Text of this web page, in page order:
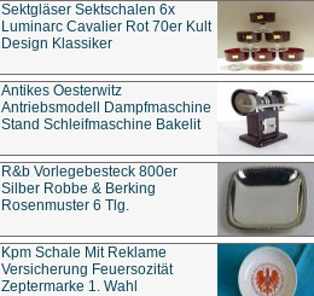
Sektgläser Sektschalen 6x
Luminarc Cavalier Rot 70er Kult
Design Klassiker
Antikes Oesterwitz
Antriebsmodell Dampfmaschine
Stand Schleifmaschine Bakelit
R&b Vorlegebesteck 800er
Silber Robbe & Berking
Rosenmuster 6 Tlg.
Kpm Schale Mit Reklame
Versicherung Feuersozität
Zeptermarke 1. Wahl